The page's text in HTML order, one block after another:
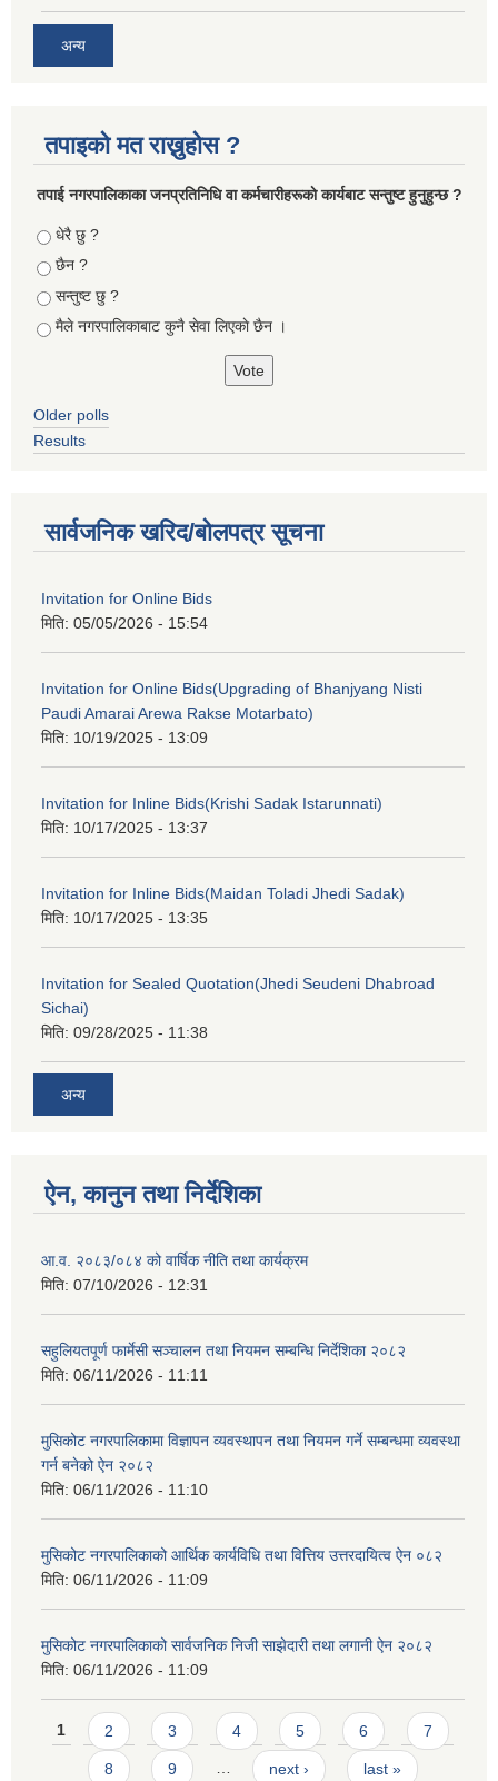
अन्य
तपाइको मत राख्नुहोस ?
तपा‌ई नगरपालिकाका जनप्रतिनिधि वा कर्मचारीहरूकाे कार्यबाट सन्तुष्ट हुनुहुन्छ ?
Choices
धेरै छु ?
छैन ?
सन्तुष्ट छु ?
मैले नगरपालिकाबाट कुनै सेवा लिएकाे छैन ।
Older polls
Results
सार्वजनिक खरिद/बोलपत्र सूचना
Invitation for Online Bids
मिति: 05/05/2026 - 15:54
Invitation for Online Bids(Upgrading of Bhanjyang Nisti
Paudi Amarai Arewa Rakse Motarbato)
मिति: 10/19/2025 - 13:09
Invitation for Inline Bids(Krishi Sadak Istarunnati)
मिति: 10/17/2025 - 13:37
Invitation for Inline Bids(Maidan Toladi Jhedi Sadak)
मिति: 10/17/2025 - 13:35
Invitation for Sealed Quotation(Jhedi Seudeni Dhabroad
Sichai)
मिति: 09/28/2025 - 11:38
अन्य
ऐन, कानुन तथा निर्देशिका
आ.व. २०८३/०८४ को वार्षिक नीति तथा कार्यक्रम
मिति: 07/10/2026 - 12:31
सहुलियतपूर्ण फार्मेसी सञ्चालन तथा नियमन सम्बन्धि निर्देशिका २०८२
मिति: 06/11/2026 - 11:11
मुसिकोट नगरपालिकामा विज्ञापन व्यवस्थापन तथा नियमन गर्ने सम्बन्धमा व्यवस्था
गर्न बनेको ऐन २०८२
मिति: 06/11/2026 - 11:10
मुसिकोट नगरपालिकाको आर्थिक कार्यविधि तथा वित्तिय उत्तरदायित्व ऐन ०८२
मिति: 06/11/2026 - 11:09
मुसिकोट नगरपालिकाको सार्वजनिक निजी साझेदारी तथा लगानी ऐन २०८२
मिति: 06/11/2026 - 11:09
Pages
1 2 3 4 5 6 7
8 9 … next › last »